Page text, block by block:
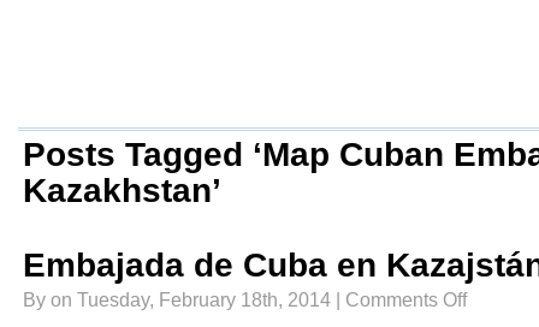
Posts Tagged ‘Map Cuban
Kazakhstan’
Embajada de Cuba en
By on Tuesday, February 18th, 2014 | Comments Offon